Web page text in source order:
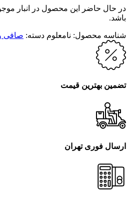
در حال حاضر این محصول در انبار
باشد.
شناسه محصول: نامعلوم دسته: صافی و
تضمین بهترین قیمت
ارسال فوری تهران